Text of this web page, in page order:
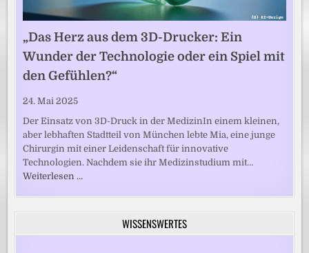
„Das Herz aus dem 3D-Drucker: Ein
Wunder der Technologie oder ein Spiel mit
den Gefühlen?“
24. Mai 2025
Der Einsatz von 3D-Druck in der MedizinIn einem kleinen,
aber lebhaften Stadtteil von München lebte Mia, eine junge
Chirurgin mit einer Leidenschaft für innovative
Technologien. Nachdem sie ihr Medizinstudium mit…
Weiterlesen …
WISSENSWERTES